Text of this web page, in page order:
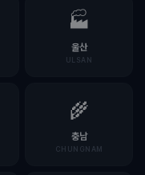
🏭
울산
ULSAN
🌾
충남
CHUNGNAM